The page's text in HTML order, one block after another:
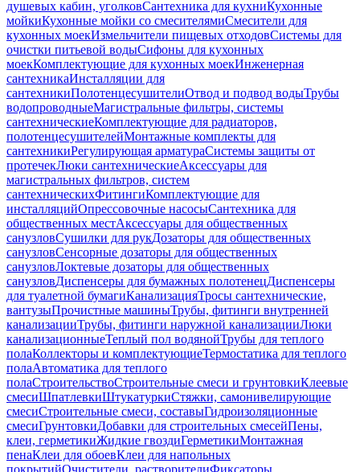
душевых кабин, уголковСантехника для кухниКухонные
мойкиКухонные мойки со смесителямиСмесители для
кухонных моекИзмельчители пищевых отходовСистемы для
очистки питьевой водыСифоны для кухонных
моекКомплектующие для кухонных моекИнженерная
сантехникаИнсталляции для
сантехникиПолотенцесушителиОтвод и подвод водыТрубы
водопроводныеМагистральные фильтры, системы
сантехническиеКомплектующие для радиаторов,
полотенцесушителейМонтажные комплекты для
сантехникиРегулирующая арматураСистемы защиты от
протечекЛюки сантехническиеАксессуары для
магистральных фильтров, систем
сантехническихФитингиКомплектующие для
инсталляцийОпрессовочные насосыСантехника для
общественных местАксессуары для общественных
санузловСушилки для рукДозаторы для общественных
санузловСенсорные дозаторы для общественных
санузловЛоктевые дозаторы для общественных
санузловДиспенсеры для бумажных полотенецДиспенсеры
для туалетной бумагиКанализацияТросы сантехнические,
вантузыПрочистные машиныТрубы, фитинги внутренней
канализацииТрубы, фитинги наружной канализацииЛюки
канализационныеТеплый пол водянойТрубы для теплого
полаКоллекторы и комплектующиеТермостатика для теплого
полаАвтоматика для теплого
полаСтроительствоСтроительные смеси и грунтовкиКлеевые
смесиШпатлевкиШтукатуркиСтяжки, самонивелирующие
смесиСтроительные смеси, составыГидроизоляционные
смесиГрунтовкиДобавки для строительных смесейПены,
клеи, герметикиЖидкие гвоздиГерметикиМонтажная
пенаКлеи для обоевКлеи для напольных
покрытийОчистители, растворителиФиксаторы